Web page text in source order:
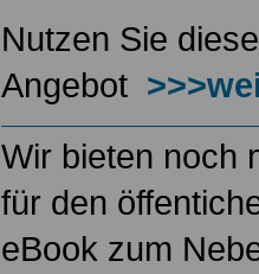
Nutzen Sie
Angebot
Wir bieten noch
für den
eBook zum